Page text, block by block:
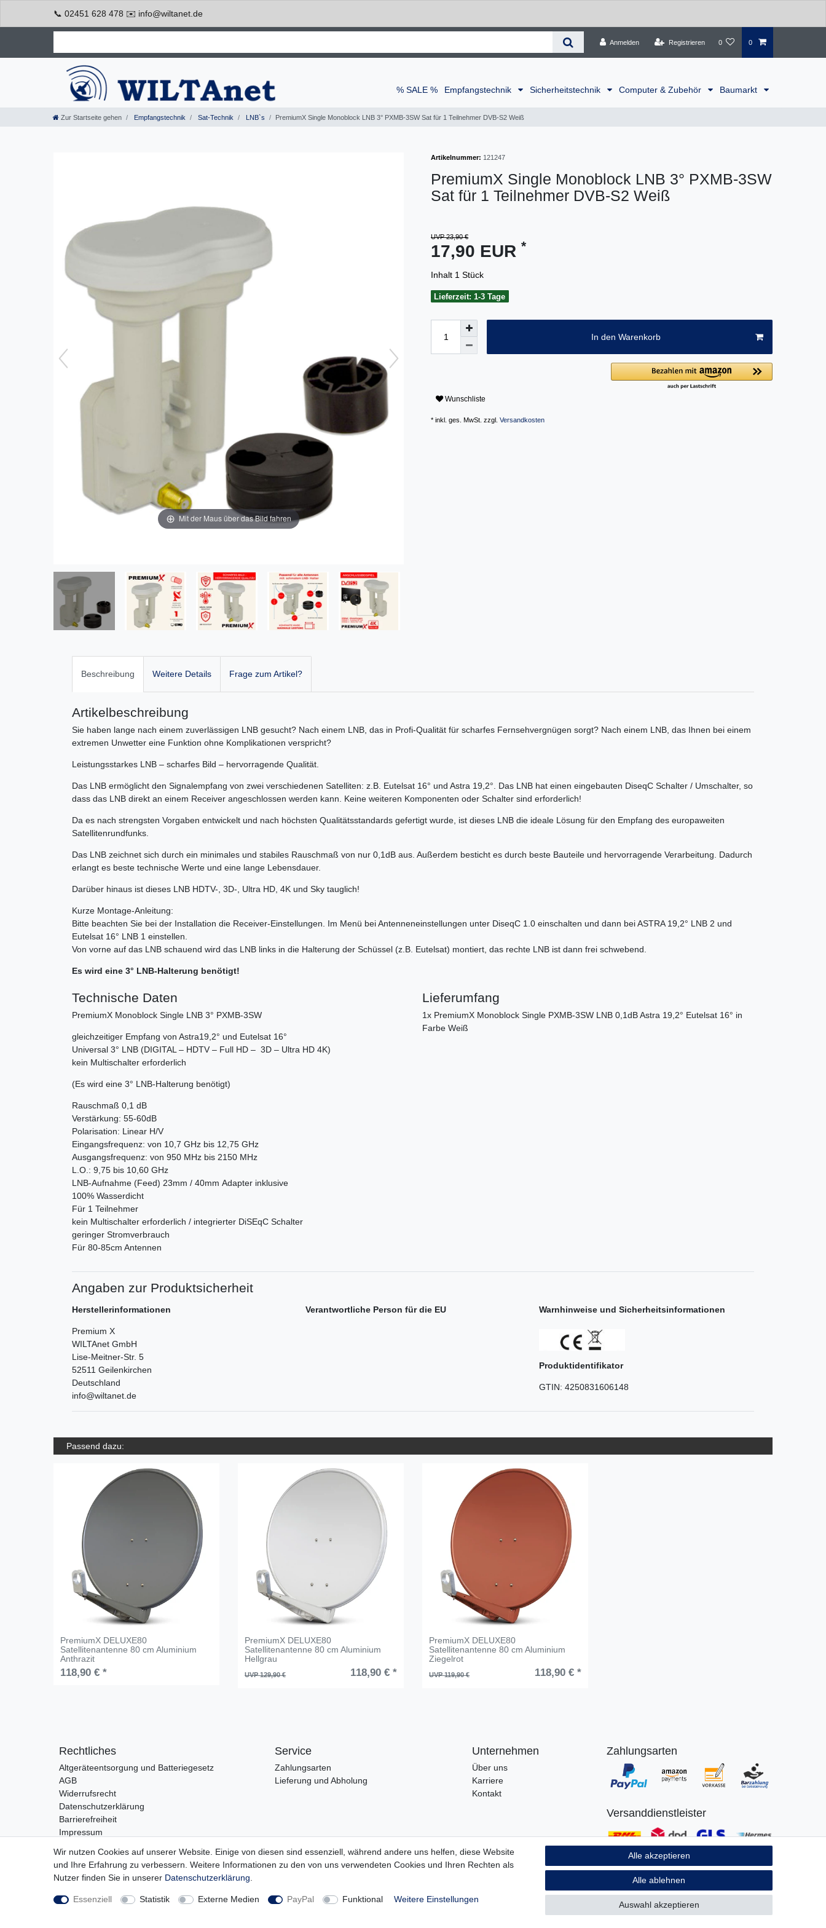
📞 02451 628 478 ✉️ info@wiltanet.de
Anmelden Registrieren 0 0
% SALE % Empfangstechnik Sicherheitstechnik Computer & Zubehör Baumarkt
Zur Startseite gehen Empfangstechnik Sat-Technik LNB`s PremiumX Single Monoblock LNB 3° PXMB-3SW Sat für 1 Teilnehmer DVB-S2 Weiß
Mit der Maus über das Bild fahren
Artikelnummer: 121247
PremiumX Single Monoblock LNB 3° PXMB-3SW
Sat für 1 Teilnehmer DVB-S2 Weiß
UVP 23,90 €
17,90 EUR *
Inhalt 1 Stück
Lieferzeit: 1-3 Tage
In den Warenkorb
Wunschliste
* inkl. ges. MwSt. zzgl. Versandkosten
Beschreibung Weitere Details Frage zum Artikel?
Artikelbeschreibung
Sie haben lange nach einem zuverlässigen LNB gesucht? Nach einem LNB, das in Profi-Qualität für scharfes Fernsehvergnügen sorgt? Nach einem LNB, das Ihnen bei einem
extremen Unwetter eine Funktion ohne Komplikationen verspricht?
Leistungsstarkes LNB – scharfes Bild – hervorragende Qualität.
Das LNB ermöglicht den Signalempfang von zwei verschiedenen Satelliten: z.B. Eutelsat 16° und Astra 19,2°. Das LNB hat einen eingebauten DiseqC Schalter / Umschalter, so
dass das LNB direkt an einem Receiver angeschlossen werden kann. Keine weiteren Komponenten oder Schalter sind erforderlich!
Da es nach strengsten Vorgaben entwickelt und nach höchsten Qualitätsstandards gefertigt wurde, ist dieses LNB die ideale Lösung für den Empfang des europaweiten
Satellitenrundfunks.
Das LNB zeichnet sich durch ein minimales und stabiles Rauschmaß von nur 0,1dB aus. Außerdem besticht es durch beste Bauteile und hervorragende Verarbeitung. Dadurch
erlangt es beste technische Werte und eine lange Lebensdauer.
Darüber hinaus ist dieses LNB HDTV-, 3D-, Ultra HD, 4K und Sky tauglich!
Kurze Montage-Anleitung:
Bitte beachten Sie bei der Installation die Receiver-Einstellungen. Im Menü bei Antenneneinstellungen unter DiseqC 1.0 einschalten und dann bei ASTRA 19,2° LNB 2 und
Eutelsat 16° LNB 1 einstellen.
Von vorne auf das LNB schauend wird das LNB links in die Halterung der Schüssel (z.B. Eutelsat) montiert, das rechte LNB ist dann frei schwebend.
Es wird eine 3° LNB-Halterung benötigt!
Technische Daten
PremiumX Monoblock Single LNB 3° PXMB-3SW
gleichzeitiger Empfang von Astra19,2° und Eutelsat 16°
Universal 3° LNB (DIGITAL – HDTV – Full HD – 3D – Ultra HD 4K)
kein Multischalter erforderlich
(Es wird eine 3° LNB-Halterung benötigt)
Rauschmaß 0,1 dB
Verstärkung: 55-60dB
Polarisation: Linear H/V
Eingangsfrequenz: von 10,7 GHz bis 12,75 GHz
Ausgangsfrequenz: von 950 MHz bis 2150 MHz
L.O.: 9,75 bis 10,60 GHz
LNB-Aufnahme (Feed) 23mm / 40mm Adapter inklusive
100% Wasserdicht
Für 1 Teilnehmer
kein Multischalter erforderlich / integrierter DiSEqC Schalter
geringer Stromverbrauch
Für 80-85cm Antennen
Lieferumfang
1x PremiumX Monoblock Single PXMB-3SW LNB 0,1dB Astra 19,2° Eutelsat 16° in
Farbe Weiß
Angaben zur Produktsicherheit
Herstellerinformationen
Premium X
WILTAnet GmbH
Lise-Meitner-Str. 5
52511 Geilenkirchen
Deutschland
info@wiltanet.de
Verantwortliche Person für die EU Warnhinweise und Sicherheitsinformationen
Produktidentifikator
GTIN: 4250831606148
Passend dazu:
PremiumX DELUXE80
Satellitenantenne 80 cm Aluminium
Anthrazit
118,90 € *
PremiumX DELUXE80
Satellitenantenne 80 cm Aluminium
Hellgrau
UVP 129,90 € 118,90 € *
PremiumX DELUXE80
Satellitenantenne 80 cm Aluminium
Ziegelrot
UVP 119,90 € 118,90 € *
Rechtliches
Altgeräteentsorgung und Batteriegesetz
AGB
Widerrufsrecht
Datenschutzerklärung
Barrierefreiheit
Impressum
Service
Zahlungsarten
Lieferung und Abholung
Unternehmen
Über uns
Karriere
Kontakt
Zahlungsarten
Versanddienstleister
Vertrag widerrufen
Wir nutzen Cookies auf unserer Website. Einige von diesen sind essenziell, während andere uns helfen, diese Website
und Ihre Erfahrung zu verbessern. Weitere Informationen zu den von uns verwendeten Cookies und Ihren Rechten als
Nutzer finden Sie in unserer Daten­schutz­erklärung
Essenziell Statistik Externe Medien PayPal Funktional Weitere Einstellungen
Alle akzeptieren
Alle ablehnen
Auswahl akzeptieren